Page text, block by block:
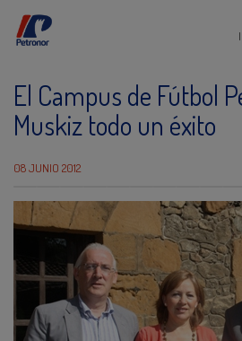
El Campus de Fútbol
Muskiz todo un éxito
08 JUNIO 2012